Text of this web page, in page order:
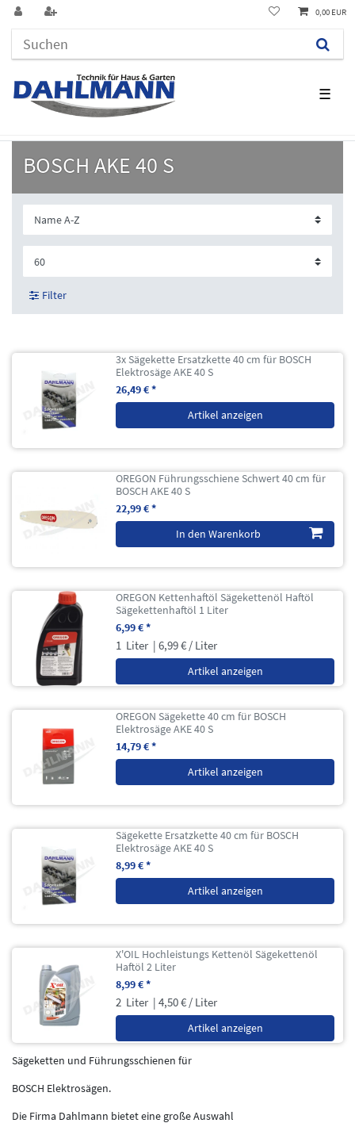
☰
0,00 EUR
BOSCH AKE 40 S
Filter
3x Sägekette Ersatzkette 40 cm für BOSCH
Elektrosäge AKE 40 S
26,49 € *
Artikel anzeigen
OREGON Führungsschiene Schwert 40 cm für
BOSCH AKE 40 S
22,99 € *
In den Warenkorb
OREGON Kettenhaftöl Sägekettenöl Haftöl
Sägekettenhaftöl 1 Liter
6,99 € *
1 Liter | 6,99 € / Liter
Artikel anzeigen
OREGON Sägekette 40 cm für BOSCH
Elektrosäge AKE 40 S
14,79 € *
Artikel anzeigen
Sägekette Ersatzkette 40 cm für BOSCH
Elektrosäge AKE 40 S
8,99 € *
Artikel anzeigen
X'OIL Hochleistungs Kettenöl Sägekettenöl
Haftöl 2 Liter
8,99 € *
2 Liter | 4,50 € / Liter
Artikel anzeigen
Sägeketten und Führungsschienen für
BOSCH Elektrosägen.
Die Firma Dahlmann bietet eine große Auswahl